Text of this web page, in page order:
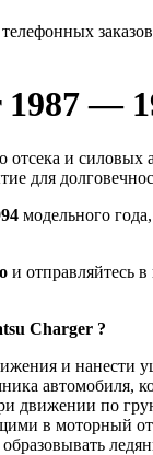
—
отсека и
для
модельного
и отправляйтесь
Charger ?
и нанести
автомобиля,
движении по
в моторный